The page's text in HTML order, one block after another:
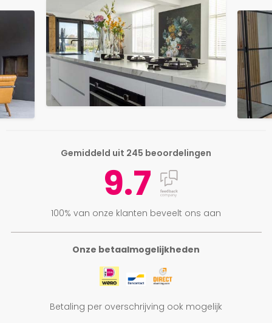
Onze betaalmogelijkheden
Betaling per overschrijving ook mogelijk
Gemiddeld uit 245 beoordelingen
9.7
100% van onze klanten beveelt ons aan